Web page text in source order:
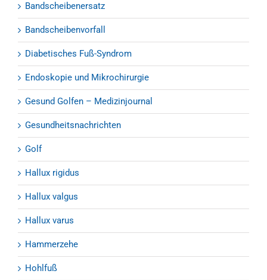
Bandscheibenersatz
Bandscheibenvorfall
Diabetisches Fuß-Syndrom
Endoskopie und Mikrochirurgie
Gesund Golfen – Medizinjournal
Gesundheitsnachrichten
Golf
Hallux rigidus
Hallux valgus
Hallux varus
Hammerzehe
Hohlfuß